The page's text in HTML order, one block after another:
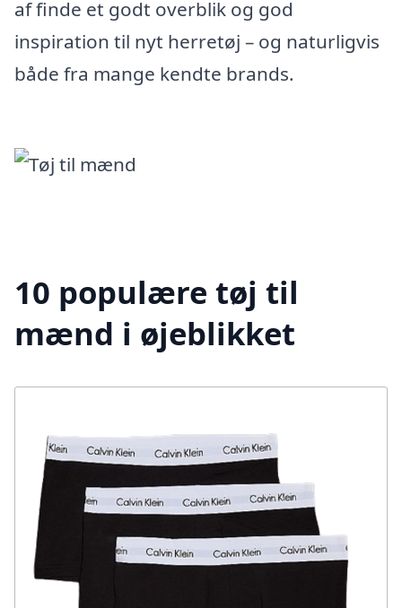
af finde et godt overblik og god
inspiration til nyt herretøj – og naturligvis
både fra mange kendte brands.
10 populære tøj til
mænd i øjeblikket